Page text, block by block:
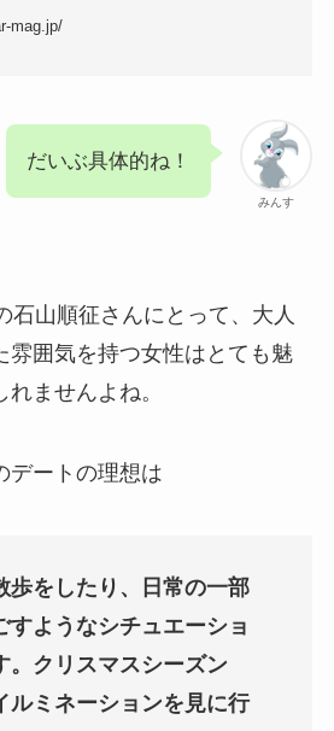
mag.jp/
みんす
だいぶ具体的ね！
石山順征さんにとって、大人
雰囲気を持つ女性はとても魅
ませんよね。
デートの理想は
歩をしたり、日常の一部
すようなシチュエーショ
。クリスマスシーズン
ルミネーションを見に行